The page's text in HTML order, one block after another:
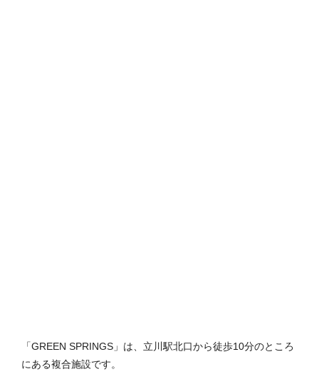
「GREEN SPRINGS」は、立川駅北口から徒歩10分のところ
にある複合施設です。